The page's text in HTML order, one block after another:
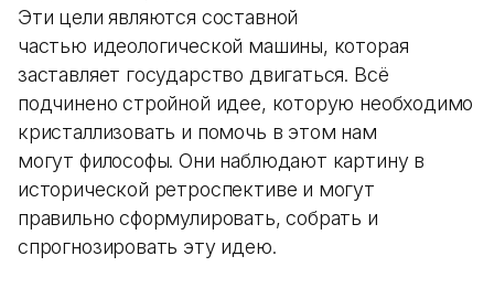
Эти цели являются составной
частью идеологической машины, которая
заставляет государство двигаться. Всё
подчинено стройной идее, которую необходимо
кристаллизовать и помочь в этом нам
могут философы. Они наблюдают картину в
исторической ретроспективе и могут
правильно сформулировать, собрать и
спрогнозировать эту идею.